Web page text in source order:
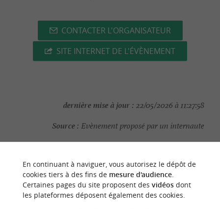
CONTACTER L'ORGANISATEUR
SITE INTERNET DE L'ÉVÈNEMENT
dernière mise à jour : 22/05/2026 à 11:27:58
Source : Evènement proposé par un internaute
NOUS AVONS TESTÉPOUR VOUS
En continuant à naviguer, vous autorisez le dépôt de
cookies tiers à des fins de mesure d'audience.
Certaines pages du site proposent des vidéosdont
les plateformes déposent également des cookies.